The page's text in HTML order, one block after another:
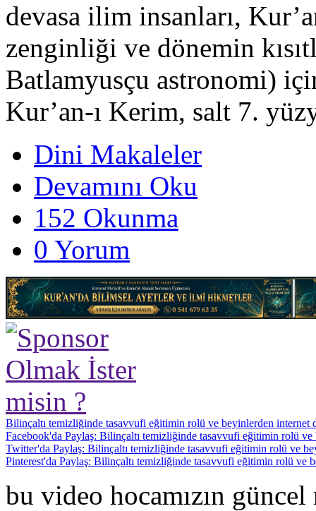
devasa ilim insanları,
zenginliği ve dönemin
Batlamyusçu astronomi)
Kur’an-ı Kerim, salt 7.
Dini Makaleler
Devamını Oku
152 Okunma
0 Yorum
Bilinçaltı temizliğinde tasavvufi eğitimin rolü ve beyinlerden internet
Facebook'da Paylaş: Bilinçaltı temizliğinde tasavvufi eğitimin rolü
Twitter'da Paylaş: Bilinçaltı temizliğinde tasavvufi eğitimin rolü ve
Pinterest'da Paylaş: Bilinçaltı temizliğinde tasavvufi eğitimin rolü ve
bu video hocamızın